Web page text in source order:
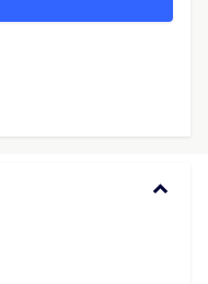
keyboard_arrow_down